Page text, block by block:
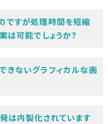
ですが処理時間を短縮
は可能でしょうか？
きないグラフィカルな画
は内製化されています